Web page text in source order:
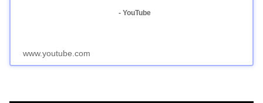
- YouTube
www.youtube.com